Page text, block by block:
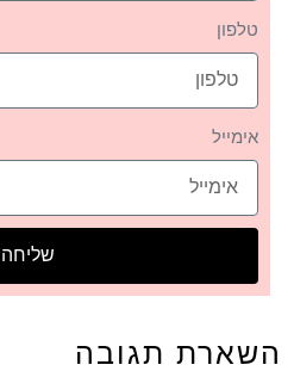
טלפון
אימייל
שליחה
השארת תגובה